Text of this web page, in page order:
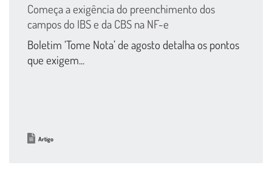
Começa a exigência do preenchimento dos
campos do IBS e da CBS na NF-e
Boletim ‘Tome Nota’ de agosto detalha os pontos
que exigem...
Artigo